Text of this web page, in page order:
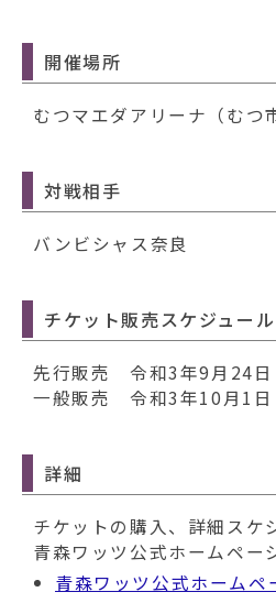
開催場所
むつマエダアリーナ（むつ
対戦相手
バンビシャス奈良
チケット販売スケジュール
先行販売 令和3年9月24
一般販売 令和3年10月1
詳細
チケットの購入、詳細スケ
青森ワッツ公式ホームペー
青森ワッツ公式ホームペ